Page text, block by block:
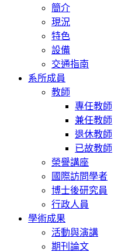
簡介
現況
特色
設備
交通指南
系所成員
教師
專任教師
兼任教師
退休教師
已故教師
榮譽講座
國際訪問學者
博士後研究員
行政人員
學術成果
活動與演講
期刊論文